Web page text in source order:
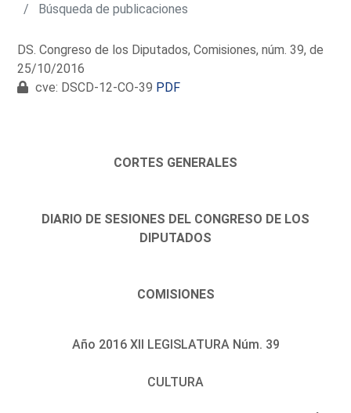
Búsqueda de publicaciones
DS. Congreso de los Diputados, Comisiones, núm. 39, de
25/10/2016
cve: DSCD-12-CO-39 PDF
CORTES GENERALES
DIARIO DE SESIONES DEL CONGRESO DE LOS
DIPUTADOS
COMISIONES
Año 2016 XII LEGISLATURA Núm. 39
CULTURA